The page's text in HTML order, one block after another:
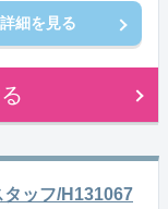
詳細を見る
ッフ/H131067